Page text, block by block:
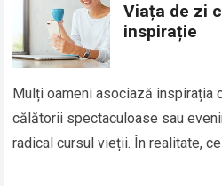
Viața de zi
inspirație
Mulți oameni asociază inspirația
călătorii spectaculoase sau
radical cursul vieții. În realitate,